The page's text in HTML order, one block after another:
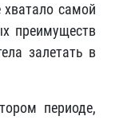
самой
преимуществ
залетать в
периоде,